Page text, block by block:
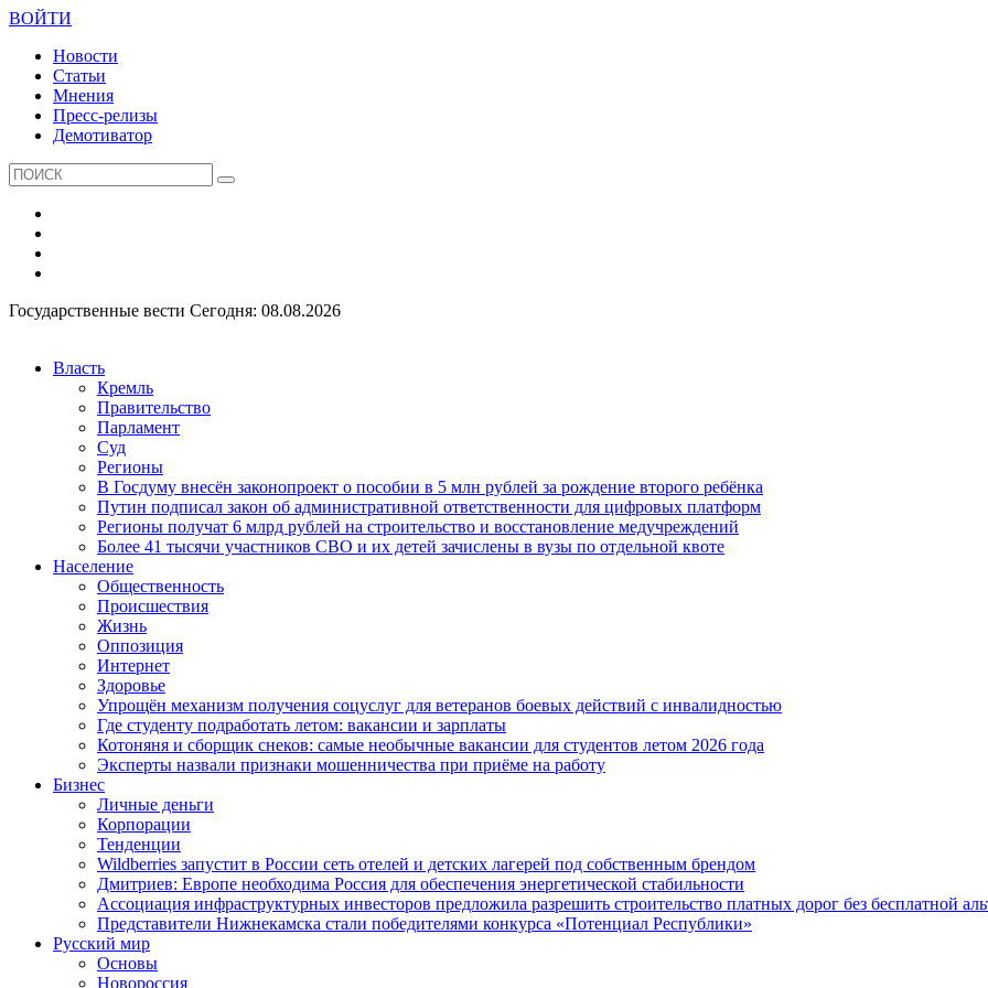
ВОЙТИ
Новости
Статьи
Мнения
Пресс-релизы
Демотиватор
Государственные вести Сегодня: 08.08.2026
Власть
Кремль
Правительство
Парламент
Суд
Регионы
В Госдуму внесён законопроект о пособии в 5 млн рублей за рождение второго ребёнка
Путин подписал закон об административной ответственности для цифровых платформ
Регионы получат 6 млрд рублей на строительство и восстановление медучреждений
Более 41 тысячи участников СВО и их детей зачислены в вузы по отдельной квоте
Население
Общественность
Происшествия
Жизнь
Оппозиция
Интернет
Здоровье
Упрощён механизм получения соцуслуг для ветеранов боевых действий с инвалидностью
Где студенту подработать летом: вакансии и зарплаты
Котоняня и сборщик снеков: самые необычные вакансии для студентов летом 2026 года
Эксперты назвали признаки мошенничества при приёме на работу
Бизнес
Личные деньги
Корпорации
Тенденции
Wildberries запустит в России сеть отелей и детских лагерей под собственным брендом
Дмитриев: Европе необходима Россия для обеспечения энергетической стабильности
Ассоциация инфраструктурных инвесторов предложила разрешить строительство платных дорог без бесплатной
Представители Нижнекамска стали победителями конкурса «Потенциал Республики»
Русский мир
Основы
Новороссия